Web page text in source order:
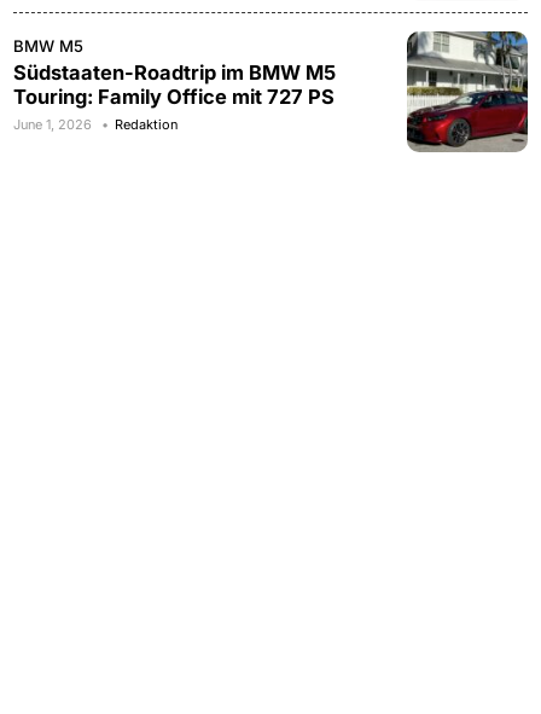
BMW M5
Südstaaten-Roadtrip im BMW M5
Touring: Family Office mit 727 PS
June 1, 2026 Redaktion